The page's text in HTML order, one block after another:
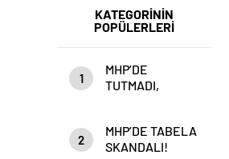
KATEGORİNİN
POPÜLERLERİ
1
MHP’DE
TUTMADI,
2
MHP’DE TABELA
SKANDALI!
DÖNEMİ Mİ?
İddiaları